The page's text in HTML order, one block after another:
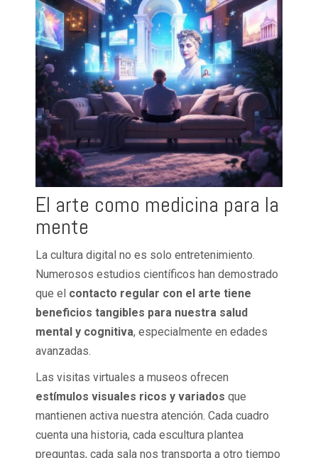
El arte como medicina para la
mente
La cultura digital no es solo entretenimiento.
Numerosos estudios científicos han demostrado
que el contacto regular con el arte tiene
beneficios tangibles para nuestra salud
mental y cognitiva, especialmente en edades
avanzadas.
Las visitas virtuales a museos ofrecen
estímulos visuales ricos y variados que
mantienen activa nuestra atención. Cada cuadro
cuenta una historia, cada escultura plantea
preguntas, cada sala nos transporta a otro tiempo